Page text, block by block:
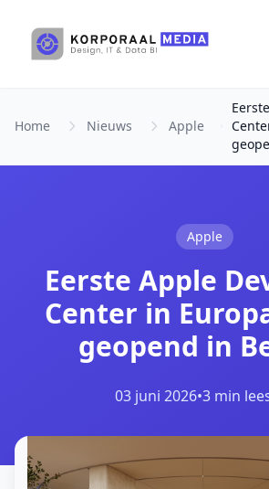
Home Nieuws Apple
Apple
Eerste Apple
Center in
geopend in
03 juni 2026•3 min